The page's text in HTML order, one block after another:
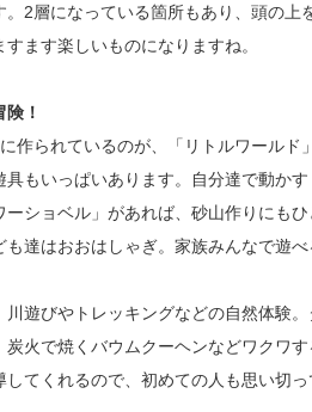
2層になっている箇所もあり、頭の上
ます楽しいものになりますね。
！
作られているのが、「リトルワールド
もいっぱいあります。自分達で動か
ショベル」があれば、砂山作りにも
達はおおはしゃぎ。家族みんなで遊べ
遊びやトレッキングなどの自然体験
火で焼くバウムクーヘンなどワクワ
てくれるので、初めての人も思い切